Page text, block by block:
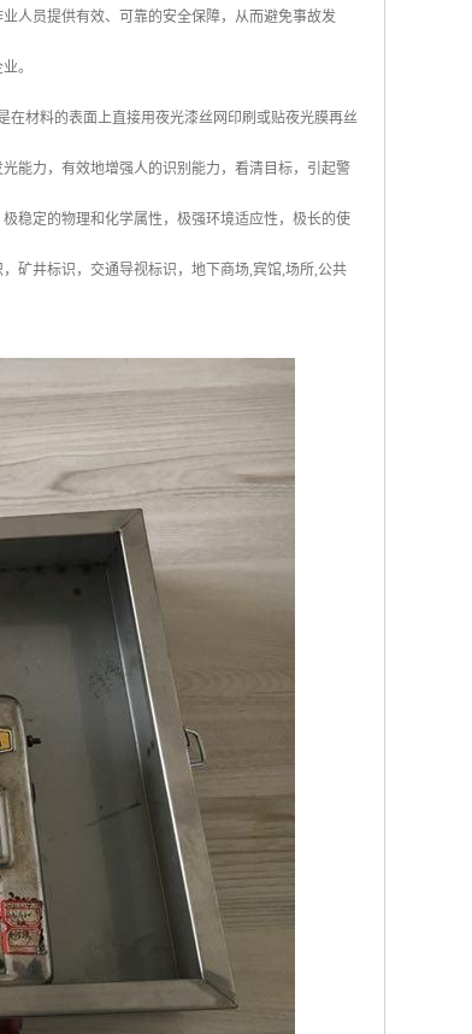
人员提供有效、可靠的安全保障，从而避免事故发
。
在材料的表面上直接用夜光漆丝网印刷或贴夜光膜再丝
能力，有效地增强人的识别能力，看清目标，引起警
稳定的物理和化学属性，极强环境适应性，极长的使
矿井标识，交通导视标识，地下商场,宾馆,场所,公共